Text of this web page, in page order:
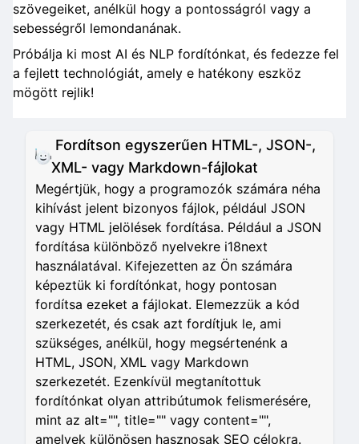
szövegeiket, anélkül hogy a pontosságról vagy a
sebességről lemondanának.
Próbálja ki most AI és NLP fordítónkat, és fedezze fel
a fejlett technológiát, amely e hatékony eszköz
mögött rejlik!
Fordítson egyszerűen HTML-, JSON-,
XML- vagy Markdown-fájlokat
Megértjük, hogy a programozók számára néha
kihívást jelent bizonyos fájlok, például JSON
vagy HTML jelölések fordítása. Például a JSON
fordítása különböző nyelvekre i18next
használatával. Kifejezetten az Ön számára
képeztük ki fordítónkat, hogy pontosan
fordítsa ezeket a fájlokat. Elemezzük a kód
szerkezetét, és csak azt fordítjuk le, ami
szükséges, anélkül, hogy megsértenénk a
HTML, JSON, XML vagy Markdown
szerkezetét. Ezenkívül megtanítottuk
fordítónkat olyan attribútumok felismerésére,
mint az alt="", title="" vagy content="",
amelyek különösen hasznosak SEO célokra.